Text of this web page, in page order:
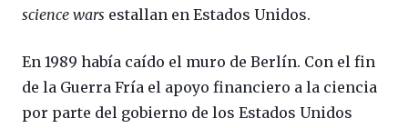
science wars estallan en Estados Unidos.
En 1989 había caído el muro de Berlín. Con el fin
de la Guerra Fría el apoyo financiero a la ciencia
por parte del gobierno de los Estados Unidos